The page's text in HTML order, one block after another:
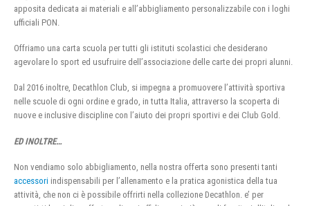
apposita dedicata ai materiali e all’abbigliamento personalizzabile con i loghi
ufficiali PON.
Offriamo una carta scuola per tutti gli istituti scolastici che desiderano
agevolare lo sport ed usufruire dell’associazione delle carte dei propri alunni.
Dal 2016 inoltre, Decathlon Club, si impegna a promuovere l’attività sportiva
nelle scuole di ogni ordine e grado, in tutta Italia, attraverso la scoperta di
nuove e inclusive discipline con l’aiuto dei propri sportivi e dei Club Gold.
ED INOLTRE…
Non vendiamo solo abbigliamento, nella nostra offerta sono presenti tanti
accessori indispensabili per l’allenamento e la pratica agonistica della tua
attività, che non ci è possibile offrirti nella collezione Decathlon. e’ per